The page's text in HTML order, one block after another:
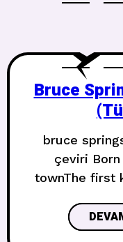
Bruce
bruce
çeviri Born
townThe first
been beat
your life just